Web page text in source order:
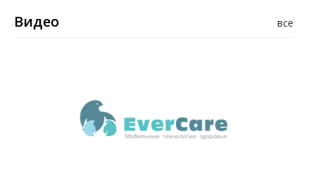
все
Видео